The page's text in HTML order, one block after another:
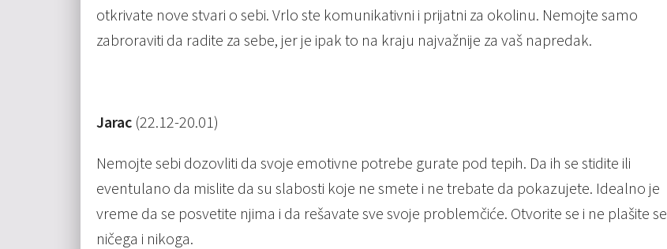
otkrivate nove stvari o sebi. Vrlo ste komunikativni i prijatni za okolinu. Nemojte samo
zabroraviti da radite za sebe, jer je ipak to na kraju najvažnije za vaš napredak.
Jarac (22.12-20.01)
Nemojte sebi dozovliti da svoje emotivne potrebe gurate pod tepih. Da ih se stidite ili
eventulano da mislite da su slabosti koje ne smete i ne trebate da pokazujete. Idealno je
vreme da se posvetite njima i da rešavate sve svoje problemčiće. Otvorite se i ne plašite se
ničega i nikoga.